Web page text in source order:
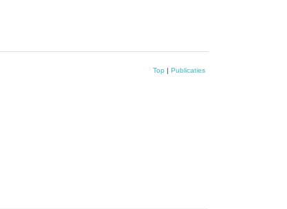
Top | Publicaties